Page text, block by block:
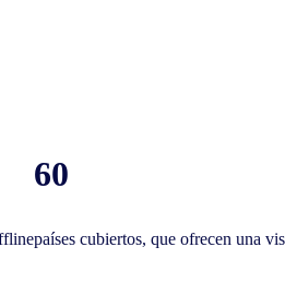
60
países cubiertos, que ofrecen una